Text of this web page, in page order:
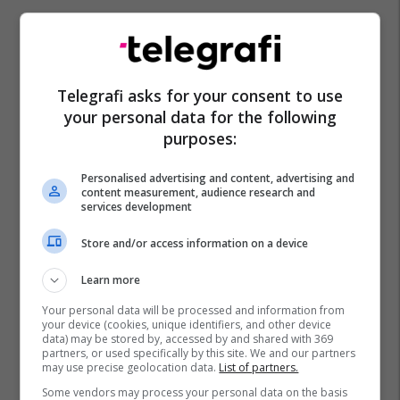
Telegrafi asks for your consent to use
your personal data for the following
purposes:
Personalised advertising and content, advertising and
content measurement, audience research and
services development
Store and/or access information on a device
Learn more
Your personal data will be processed and information from
your device (cookies, unique identifiers, and other device
data) may be stored by, accessed by and shared with 369
partners, or used specifically by this site. We and our partners
may use precise geolocation data. List of partners.
Some vendors may process your personal data on the basis